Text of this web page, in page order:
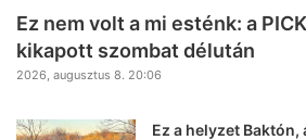
Ez nem volt a mi esténk: a
kikapott szombat délután
2026, augusztus 8. 20:06
Ez a helyzet